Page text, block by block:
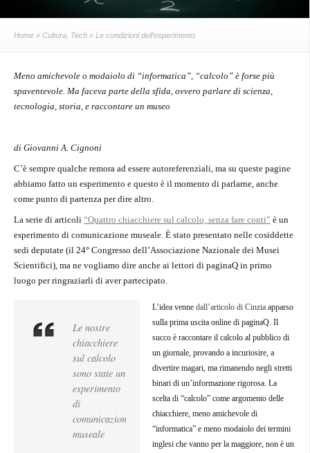
Home » Cultura Tech » Le condizioni dell’esperimento
Meno amichevole o modaiolo di “informatica”, “calcolo” è forse più
spaventevole. Ma faceva parte della sfida, ovvero parlare di scienza,
tecnologia, storia, e raccontare un museo
di Giovanni A. Cignoni
C’è sempre qualche remora ad essere autoreferenziali, ma su queste pagine
abbiamo fatto un esperimento e questo è il momento di parlarne, anche
come punto di partenza per dire altro.
La serie di articoli “Quattro chiacchiere sul calcolo, senza fare conti” è un
esperimento di comunicazione museale. È stato presentato nelle cosiddette
sedi deputate (il 24° Congresso dell’Associazione Nazionale dei Musei
Scientifici), ma ne vogliamo dire anche ai lettori di paginaQ in primo
luogo per ringraziarli di aver partecipato.
Le nostre
chiacchiere
sul calcolo
sono state un
esperimento
di
comunicazione
museale
L’idea vennedall’articolo di Cinzia apparso
sulla prima uscita online di paginaQ. Il
succo è raccontare il calcolo al pubblico di
un giornale, provando a incuriosire, a
divertire magari, ma rimanendo negli stretti
binari di un’informazione rigorosa. La
scelta di “calcolo” come argomento delle
chiacchiere, meno amichevole di
“informatica” e meno modaiolo dei termini
inglesi che vanno per la maggiore, non è un